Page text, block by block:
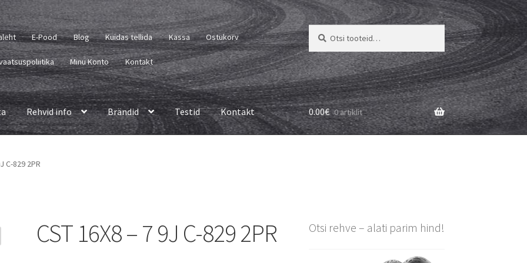
E-Pood Blog Kuidas tellida Kassa Ostukorv
Minu Konto Kontakt
Otsi:
Otsi
Rehvid info Brändid Testid Kontakt 0.00€ 0 artiklit
C-829 2PR
CST 16X8 – 7 9J C-829 2PR Otsi rehve – alati parim hind!